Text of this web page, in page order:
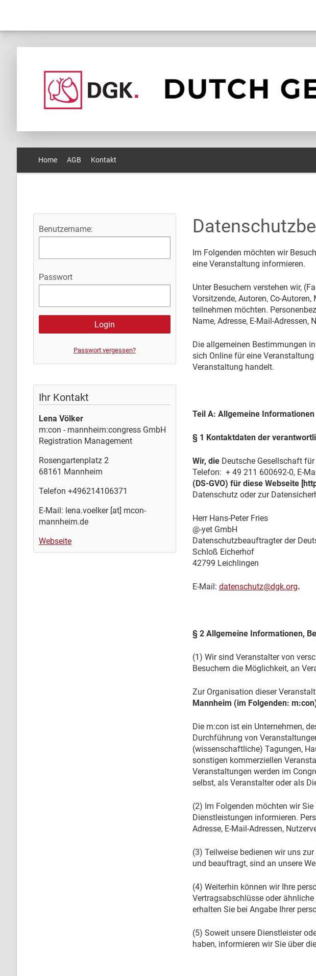
Home AGB Kontakt
Benutzername:
Passwort
Passwort vergessen?
Ihr Kontakt
Lena Völker
m:con - mannheim:congress GmbH
Registration Management
Rosengartenplatz 2
68161 Mannheim
Telefon +496214106371
E-Mail: lena.voelker [at] mcon-
mannheim.de
Webseite
Im Folgenden möchten wir
eine Veranstaltung informieren.
Unter Besuchern verstehen wir,
Vorsitzende, Autoren, Co-
teilnehmen möchten.
Name, Adresse, E-Mail-Adressen,
Die allgemeinen Bestimmungen
sich Online für eine
Veranstaltung handelt.
Teil A: Allgemeine Informationen
§ 1 Kontaktdaten der
Wir, die Deutsche Gesellschaft
Telefon: + 49 211 600692-0, E-
(DS-GVO) für diese Webseite
Datenschutz oder zur
Herr Hans-Peter Fries
@-yet GmbH
Datenschutzbeauftragter der
Schloß Eicherhof
42799 Leichlingen
E-Mail: datenschutz@dgk.org.
§ 2 Allgemeine Informationen,
(1) Wir sind Veranstalter von
Besuchern die Möglichkeit, an
Zur Organisation dieser
Mannheim (im Folgenden:
Die m:con ist ein Unternehmen,
Durchführung von
(wissenschaftliche) Tagungen,
sonstigen kommerziellen
Veranstaltungen werden im
selbst, als Veranstalter oder als
(2) Im Folgenden möchten wir
Dienstleistungen informieren.
Adresse, E-Mail-Adressen,
(3) Teilweise bedienen wir uns
und beauftragt, sind an unsere
(4) Weiterhin können wir Ihre
Vertragsabschlüsse oder
erhalten Sie bei Angabe Ihrer
(5) Soweit unsere Dienstleister
haben, informieren wir Sie über